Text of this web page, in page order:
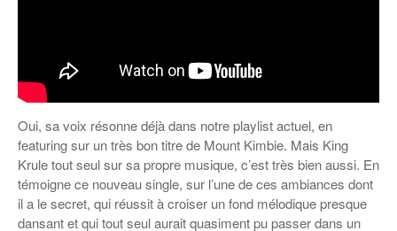
Oui, sa voix résonne déjà dans notre playlist actuel, en
featuring sur un très bon titre de Mount Kimbie. Mais King
Krule tout seul sur sa propre musique, c’est très bien aussi. En
témoigne ce nouveau single, sur l’une de ces ambiances dont
il a le secret, qui réussit à croiser un fond mélodique presque
dansant et qui tout seul aurait quasiment pu passer dans un